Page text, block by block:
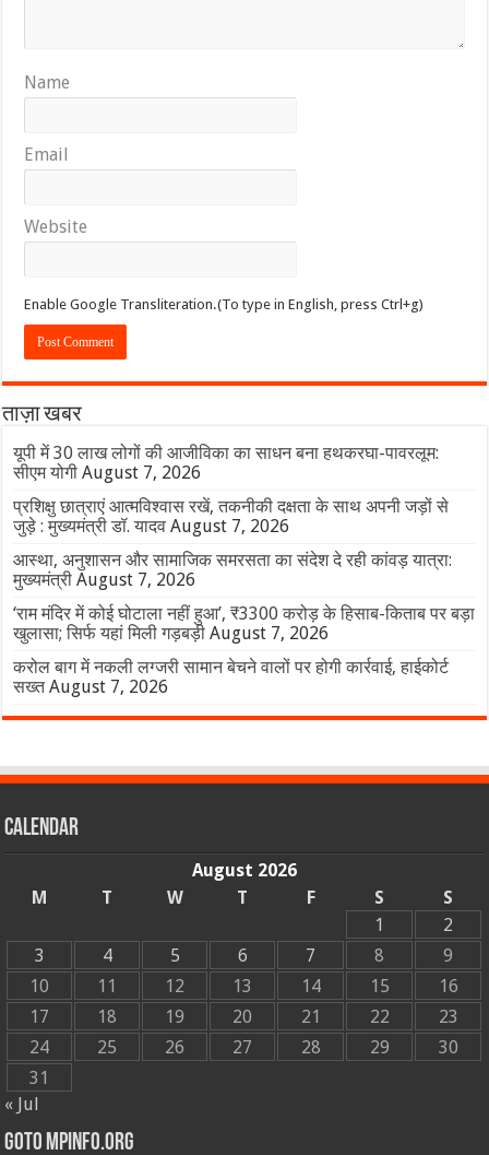
Name
Email
Website
Enable Google Transliteration.(To type in English, press Ctrl+g)
ताज़ा खबर
यूपी में 30 लाख लोगों की आजीविका का साधन बना हथकरघा-पावरलूम:
सीएम योगी August 7, 2026
प्रशिक्षु छात्राएं आत्मविश्वास रखें, तकनीकी दक्षता के साथ अपनी जड़ों से
जुड़े : मुख्यमंत्री डॉ. यादव August 7, 2026
आस्था, अनुशासन और सामाजिक समरसता का संदेश दे रही कांवड़ यात्रा:
मुख्यमंत्री August 7, 2026
‘राम मंदिर में कोई घोटाला नहीं हुआ’, ₹3300 करोड़ के हिसाब-किताब पर बड़ा
खुलासा; सिर्फ यहां मिली गड़बड़ी August 7, 2026
करोल बाग में नकली लग्जरी सामान बेचने वालों पर होगी कार्रवाई, हाईकोर्ट
सख्त August 7, 2026
Calendar
August 2026
M
T W T F S
S
1
2
3
4 5 6 7 8
9
10
11 12 13 14 15
16
17
18 19 20 21 22
23
24
25 26 27 28 29
30
31
« Jul
GOTO MPINFO.ORG